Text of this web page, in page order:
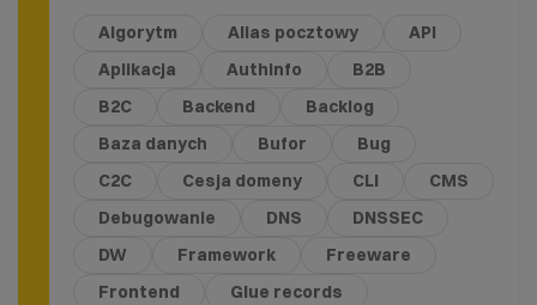
Algorytm Alias pocztowy
API
Aplikacja
Authinfo
B2B
B2C
Backend
Backlog
Baza danych
Bufor
Bug
C2C
Cesja domeny CLI
CMS
Debugowanie
DNS
DNSSEC
DW
Framework
Freeware
Frontend
Glue records